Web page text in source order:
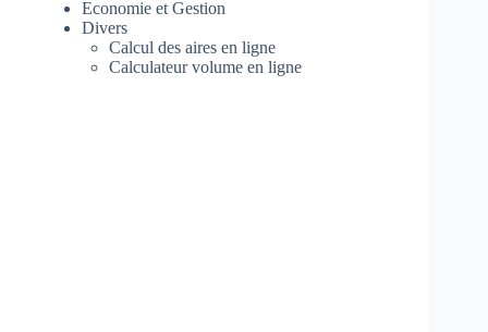
Economie et Gestion
Divers
Calcul des aires en ligne
Calculateur volume en ligne